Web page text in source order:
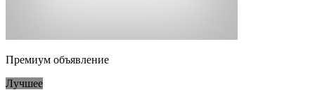
Премиум объявление
Лучшее